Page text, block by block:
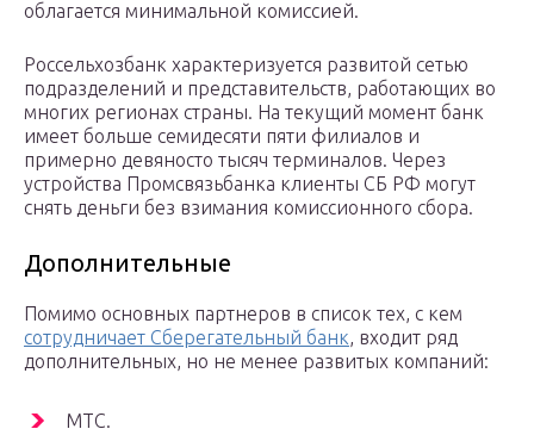
облагается минимальной комиссией.
Россельхозбанк характеризуется развитой сетью
подразделений и представительств, работающих во
многих регионах страны. На текущий момент банк
имеет больше семидесяти пяти филиалов и
примерно девяносто тысяч терминалов. Через
устройства Промсвязьбанка клиенты СБ РФ могут
снять деньги без взимания комиссионного сбора.
Дополнительные
Помимо основных партнеров в список тех, с кем
сотрудничает Сберегательный банк, входит ряд
дополнительных, но не менее развитых компаний:
МТС.